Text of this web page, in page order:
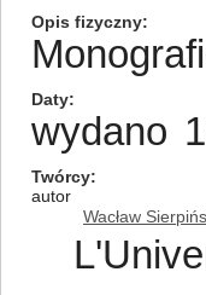
Opis fizyczny
Daty
wydano
Twórcy
autor
Wacław